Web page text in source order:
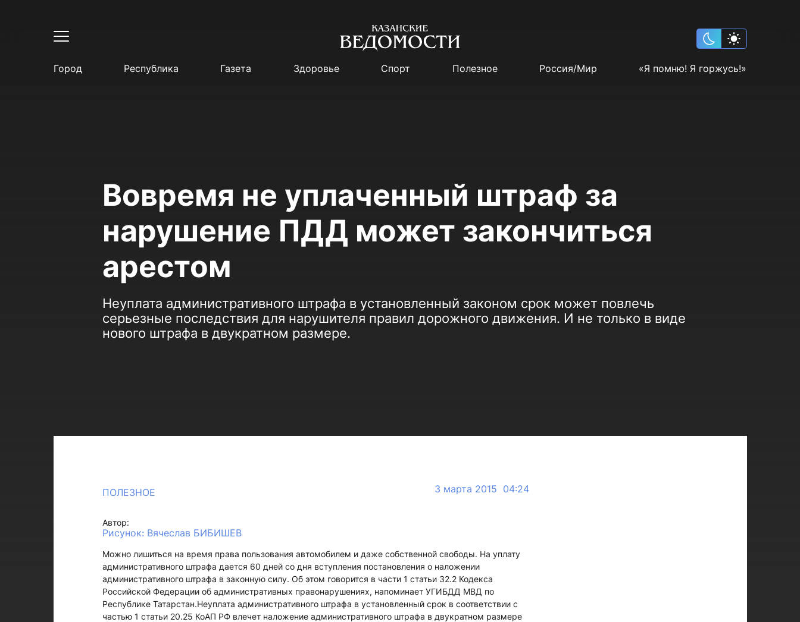
Город Республика Газета Здоровье Спорт Полезное Россия/Мир «Я помню! Я горжусь!»
Вовремя не уплаченный штраф за
нарушение ПДД может закончиться
арестом
Неуплата административного штрафа в установленный законом срок может повлечь
серьезные последствия для нарушителя правил дорожного движения. И не только в виде
нового штрафа в двукратном размере.
ПОЛЕЗНОЕ 3 марта 2015 04:24
Автор:
Рисунок: Вячеслав БИБИШЕВ
Можно лишиться на время права пользования автомобилем и даже собственной свободы. На уплату
административного штрафа дается 60 дней со дня вступления постановления о наложении
административного штрафа в законную силу. Об этом говорится в части 1 статьи 32.2 Кодекса
Российской Федерации об административных правонарушениях, напоминает УГИБДД МВД по
Республике Татарстан.Неуплата административного штрафа в установленный срок в соответствии с
частью 1 статьи 20.25 КоАП РФ влечет наложение административного штрафа в двукратном размере